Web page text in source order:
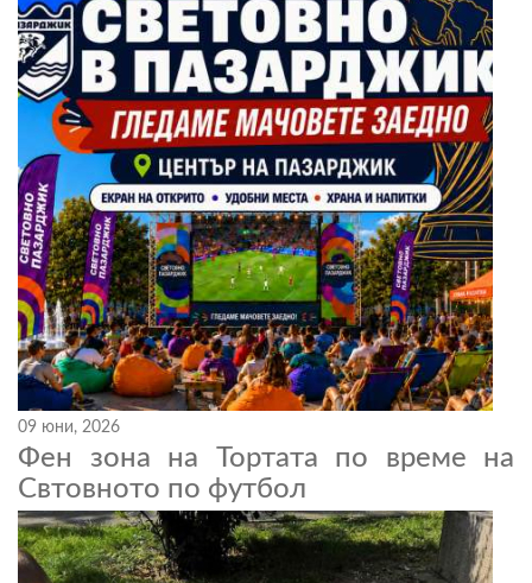
09 юни, 2026
Фен зона на Тортата по време на
Свтовното по футбол